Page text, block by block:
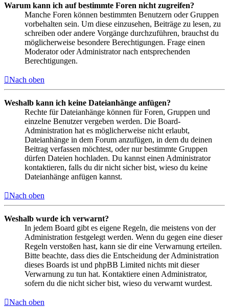
Warum kann ich auf bestimmte Foren nicht zugreifen?
Manche Foren können bestimmten Benutzern oder Gruppen
vorbehalten sein. Um diese einzusehen, Beiträge zu lesen, zu
schreiben oder andere Vorgänge durchzuführen, brauchst du
möglicherweise besondere Berechtigungen. Frage einen
Moderator oder Administrator nach entsprechenden
Berechtigungen.
Nach oben
Weshalb kann ich keine Dateianhänge anfügen?
Rechte für Dateianhänge können für Foren, Gruppen und
einzelne Benutzer vergeben werden. Die Board-
Administration hat es möglicherweise nicht erlaubt,
Dateianhänge in dem Forum anzufügen, in dem du deinen
Beitrag verfassen möchtest, oder nur bestimmte Gruppen
dürfen Dateien hochladen. Du kannst einen Administrator
kontaktieren, falls du dir nicht sicher bist, wieso du keine
Dateianhänge anfügen kannst.
Nach oben
Weshalb wurde ich verwarnt?
In jedem Board gibt es eigene Regeln, die meistens von der
Administration festgelegt werden. Wenn du gegen eine dieser
Regeln verstoßen hast, kann sie dir eine Verwarnung erteilen.
Bitte beachte, dass dies die Entscheidung der Administration
dieses Boards ist und phpBB Limited nichts mit dieser
Verwarnung zu tun hat. Kontaktiere einen Administrator,
sofern du die nicht sicher bist, wieso du verwarnt wurdest.
Nach oben